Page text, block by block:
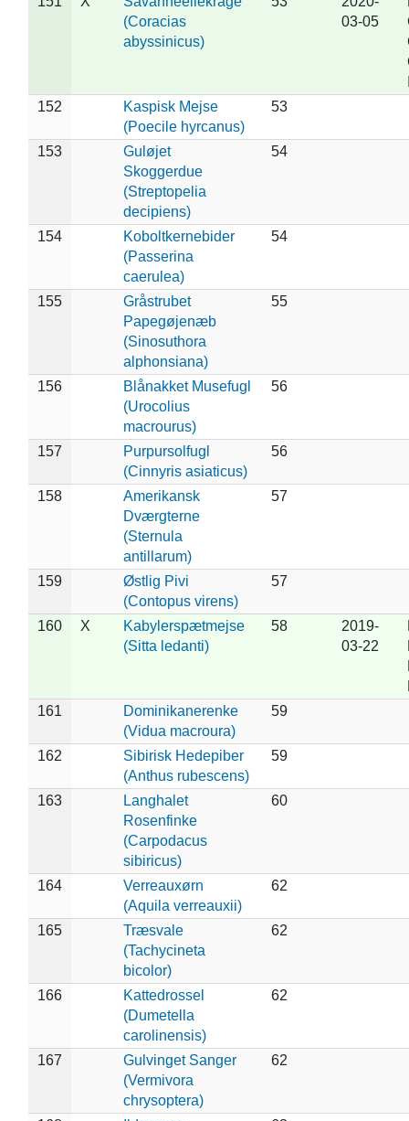
(Coracias
abyssinicus)
03-05
152
Kaspisk Mejse
(Poecile hyrcanus)
53
153
Guløjet
Skoggerdue
(Streptopelia
decipiens)
54
154
Koboltkernebider
(Passerina
caerulea)
54
155
Gråstrubet
Papegøjenæb
(Sinosuthora
alphonsiana)
55
156
Blånakket Musefugl
(Urocolius
macrourus)
56
157
Purpursolfugl
(Cinnyris asiaticus)
56
158
Amerikansk
Dværgterne
(Sternula
antillarum)
57
159
Østlig Pivi
(Contopus virens)
57
160 X
Kabylerspætmejse
(Sitta ledanti)
58
2019-
03-22
161
Dominikanerenke
(Vidua macroura)
59
162
Sibirisk Hedepiber
(Anthus rubescens)
59
163
Langhalet
Rosenfinke
(Carpodacus
sibiricus)
60
164
Verreauxørn
(Aquila verreauxii)
62
165
Træsvale
(Tachycineta
bicolor)
62
166
Kattedrossel
(Dumetella
carolinensis)
62
167
Gulvinget Sanger
(Vermivora
chrysoptera)
62